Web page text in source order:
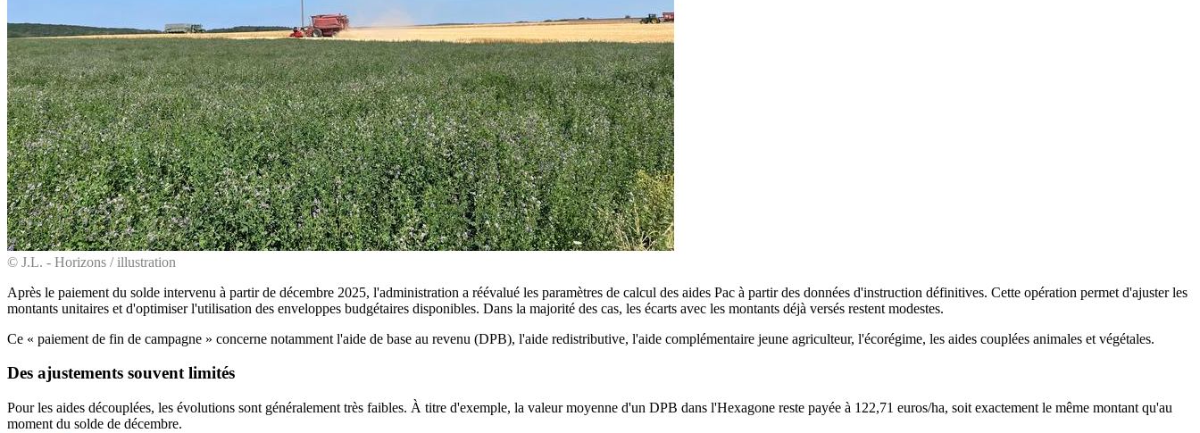
© J.L. - Horizons / illustration
Après le paiement du solde intervenu à partir de décembre 2025, l'administration a réévalué les paramètres de calcul des aides Pac à partir des données d'instruction définitives. Cette opération permet d'ajuster les
montants unitaires et d'optimiser l'utilisation des enveloppes budgétaires disponibles. Dans la majorité des cas, les écarts avec les montants déjà versés restent modestes.
Ce « paiement de fin de campagne » concerne notamment l'aide de base au revenu (DPB), l'aide redistributive, l'aide complémentaire jeune agriculteur, l'écorégime, les aides couplées animales et végétales.
Des ajustements souvent limités
Pour les aides découplées, les évolutions sont généralement très faibles. À titre d'exemple, la valeur moyenne d'un DPB dans l'Hexagone reste payée à 122,71 euros/ha, soit exactement le même montant qu'au
moment du solde de décembre.